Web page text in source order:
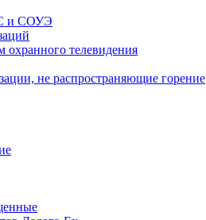
и СОУЭ
охранного телевидения
не распространяющие горение